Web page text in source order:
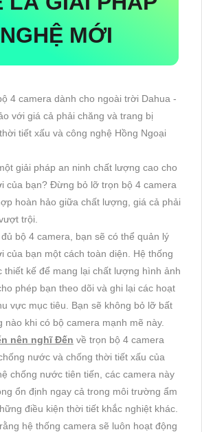
MỚI
4 camera dành cho ngoài trời Dahua -
với giá cả phải chăng và trang bị
tiết xấu và công nghệ Hồng Ngoại
giải pháp an ninh chất lượng cao cho
của bạn? Đừng bỏ lỡ trọn bộ 4 camera
hoàn hảo giữa chất lượng, giá cả phải
trội.
bộ 4 camera, bạn sẽ có thể quản lý
của bạn một cách toàn diện. Hệ thống
thiết kế để mang lại chất lượng hình ảnh
phép bạn theo dõi và ghi lại các hoạt
vực mục tiêu. Bạn sẽ không bỏ lỡ bất
nào khi có bộ camera mạnh mẽ này.
nên nghĩ Đến về trọn bộ 4 camera
nước và chống thời tiết xấu của
chống nước tiên tiến, các camera này
ổn định ngay cả trong môi trường ẩm
điều kiện thời tiết khắc nghiệt khác.
hệ thống camera sẽ luôn hoạt động